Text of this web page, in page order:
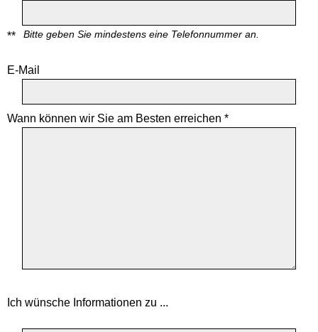
** Bitte geben Sie mindestens eine Telefonnummer an.
E-Mail
Wann können wir Sie am Besten erreichen *
Ich wünsche Informationen zu ...